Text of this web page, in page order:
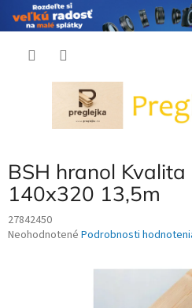
BSH hranol
140x320 13,5m
27842450
Priemerné
Neohodnotené Podrobnosti